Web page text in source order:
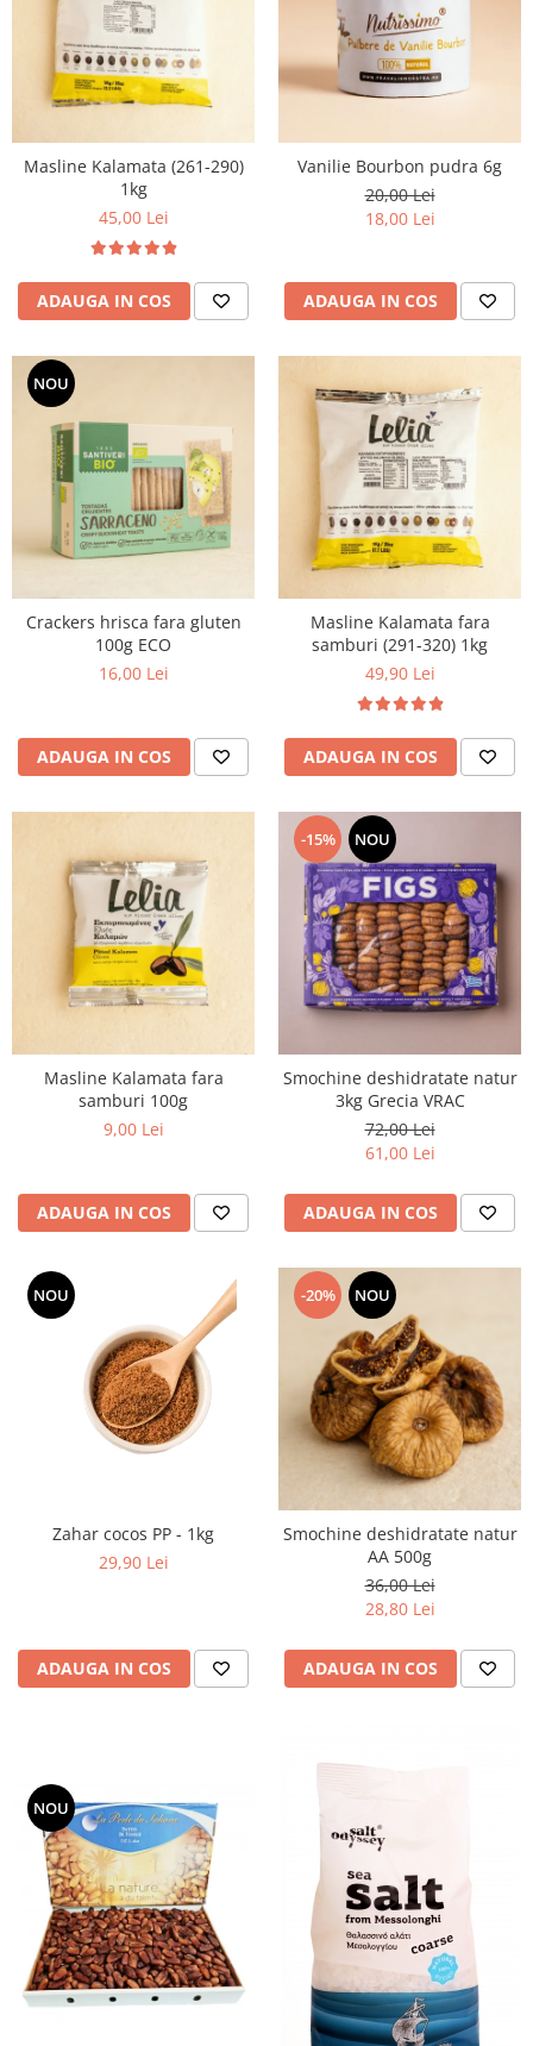
Masline Kalamata (261-290)
1kg
45,00 Lei
ADAUGA IN COS
Vanilie Bourbon pudra 6g
20,00 Lei
18,00 Lei
ADAUGA IN COS
NOU
Crackers hrisca fara gluten
100g ECO
16,00 Lei
ADAUGA IN COS
Masline Kalamata fara
samburi (291-320) 1kg
49,90 Lei
ADAUGA IN COS
Masline Kalamata fara
samburi 100g
9,00 Lei
ADAUGA IN COS
-15% NOU
Smochine deshidratate natur
3kg Grecia VRAC
72,00 Lei
61,00 Lei
ADAUGA IN COS
NOU
Zahar cocos PP - 1kg
29,90 Lei
ADAUGA IN COS
-20% NOU
Smochine deshidratate natur
AA 500g
36,00 Lei
28,80 Lei
ADAUGA IN COS
NOU